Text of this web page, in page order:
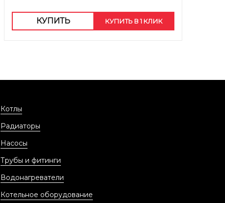
КУПИТЬ КУПИТЬ В 1 КЛИК
Котлы
Радиаторы
Насосы
Трубы и фитинги
Водонагреватели
Котельное оборудование